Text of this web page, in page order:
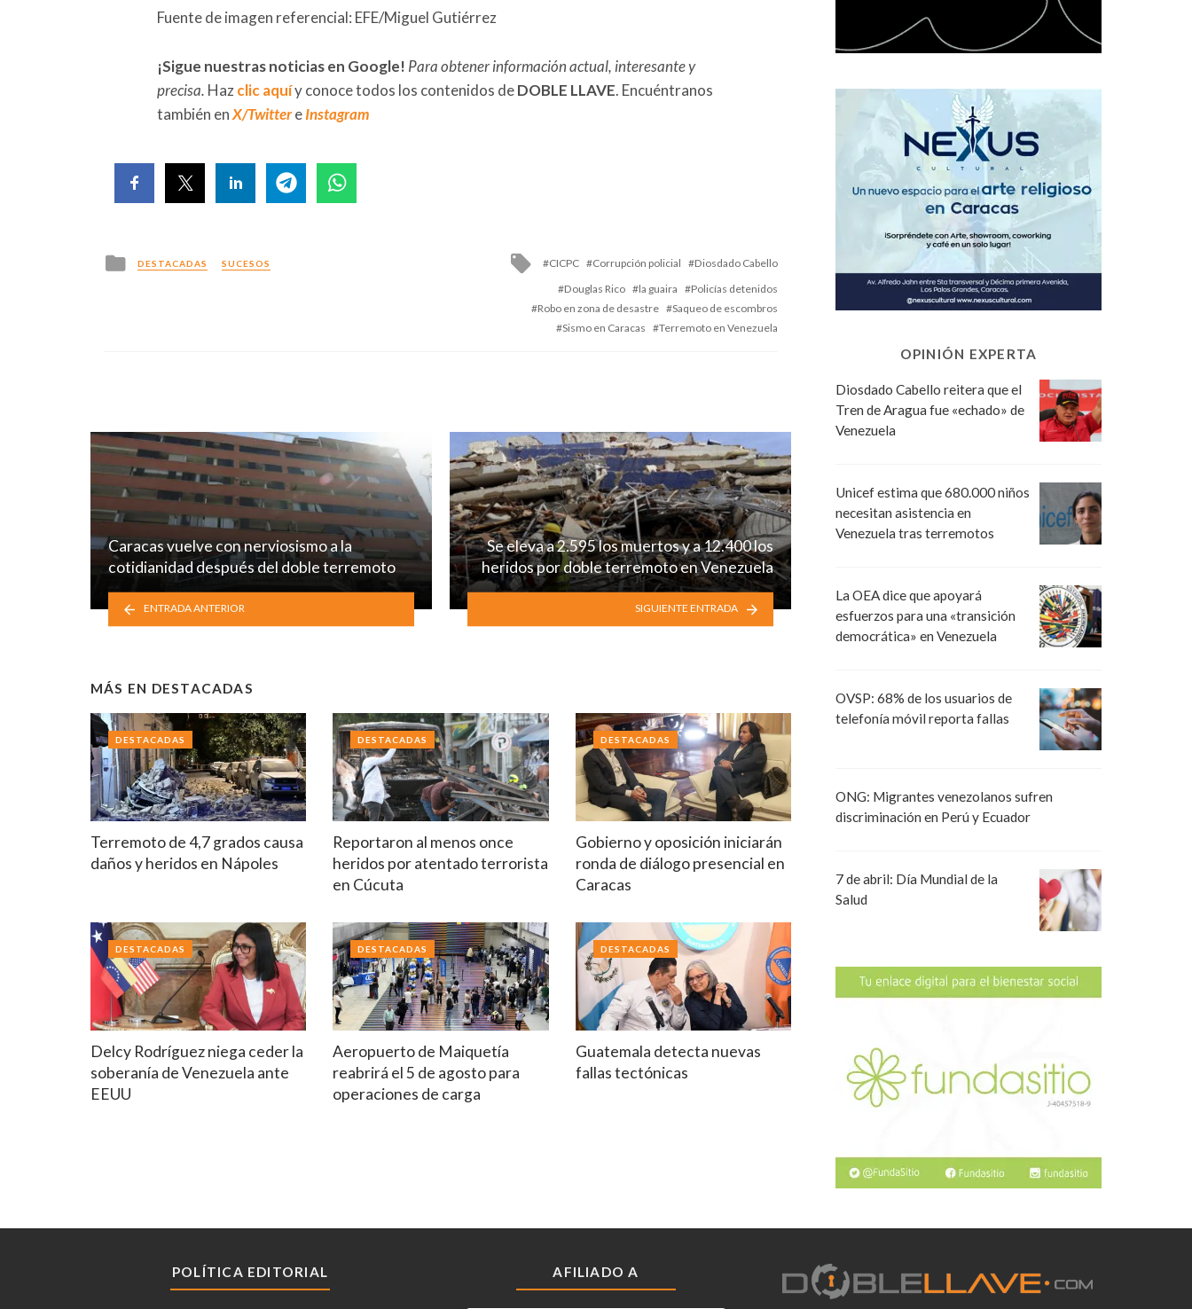
Fuente de imagen referencial: EFE/Miguel Gutiérrez
¡Sigue nuestras noticias en Google! Para obtener información actual, interesante y
precisa. Hazclic aquíy conoce todos los contenidos deDOBLE LLAVE. Encuéntranos
también enX/TwittereInstagram
Posted
in
DESTACADAS SUCESOS
Tagged
with
CICPC Corrupción policial
Diosdado Cabello
Douglas Rico
la guaira
Policías detenidos
Robo en zona de desastre
Saqueo de escombros
Sismo en Caracas
Terremoto en Venezuela
Caracas vuelve con nerviosismo a la
cotidianidad después del doble terremoto
ENTRADA ANTERIOR
Se eleva a 2.595 los muertos y a 12.400 los
heridos por doble terremoto en Venezuela
SIGUIENTE ENTRADA
MÁS EN DESTACADAS
Terremoto de 4,7 grados causa
daños y heridos en Nápoles
DESTACADAS
Reportaron al menos once
heridos por atentado terrorista
en Cúcuta
DESTACADAS
Gobierno y oposición iniciarán
ronda de diálogo presencial en
Caracas
DESTACADAS
Delcy Rodríguez niega ceder la
soberanía de Venezuela ante
EEUU
DESTACADAS
Aeropuerto de Maiquetía
reabrirá el 5 de agosto para
operaciones de carga
DESTACADAS
Guatemala detecta nuevas
fallas tectónicas
DESTACADAS
OPINIÓN EXPERTA
Diosdado Cabello reitera que el
Tren de Aragua fue «echado» de
Venezuela
Unicef estima que 680.000 niños
necesitan asistencia en
Venezuela tras terremotos
La OEA dice que apoyará
esfuerzos para una «transición
democrática» en Venezuela
OVSP: 68% de los usuarios de
telefonía móvil reporta fallas
ONG: Migrantes venezolanos sufren
discriminación en Perú y Ecuador
7 de abril: Día Mundial de la
Salud
POLÍTICA EDITORIAL AFILIADO A